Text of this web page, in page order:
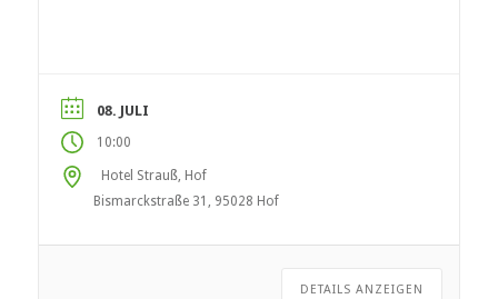
08. JULI
10:00
Hotel Strauß, Hof
Bismarckstraße 31, 95028 Hof
DETAILS ANZEIGEN